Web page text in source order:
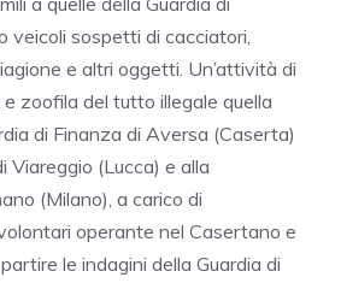
veicoli sospetti di cacciatori,
e altri oggetti. Un’attività di
zoofila del tutto illegale quella
di Finanza di Aversa (Caserta)
Viareggio (Lucca) e alla
(Milano), a carico di
operante nel Casertano e
le indagini della Guardia di